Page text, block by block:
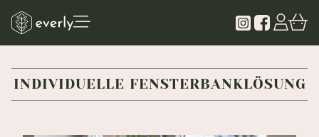
INDIVIDUELLE FENSTERBANKLÖSUNG